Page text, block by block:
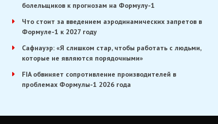
болельщиков к прогнозам на Формулу-1
Что стоит за введением аэродинамических запретов в
Формуле-1 к 2027 году
Сафнауэр: «Я слишком стар, чтобы работать с людьми,
которые не являются порядочными»
FIA обвиняет сопротивление производителей в
проблемах Формулы-1 2026 года